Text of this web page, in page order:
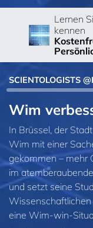
Lernen
kennen
SCIENTOLOGISTS
Wim
In Brüssel, der
Wim mit einer
gekommen – mehr
im
und setzt seine
eine Wim-win-